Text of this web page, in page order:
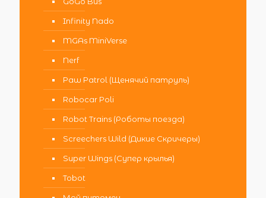
Infinity Nado
MGAs MiniVerse
Nerf
Paw Patrol (Щенячий патруль)
Robocar Poli
Robot Trains (Роботы поезда)
Screechers Wild (Дикие Скричеры)
Super Wings (Супер крылья)
Tobot